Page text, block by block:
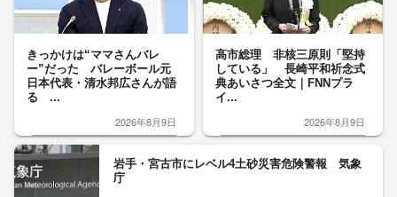
きっかけは“ママさんバレ
ー”だった バレーボール元
日本代表・清水邦広さんが語
る ...
2026年8月9日
高市総理 非核三原則「堅持
している」 長崎平和祈念式
典あいさつ全文｜FNNプラ
イ...
2026年8月9日
岩手・宮古市にレベル4土砂災害危険警報 気象
庁